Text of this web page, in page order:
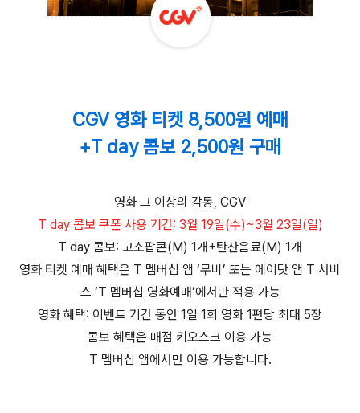
CGV 영화 티켓 8,500원 예매
+T day 콤보 2,500원 구매
영화 그 이상의 감동, CGV
T day 콤보 쿠폰 사용 기간: 3월 19일(수)~3월 23일(일)
T day 콤보: 고소팝콘(M) 1개+탄산음료(M) 1개
영화 티켓 예매 혜택은 T 멤버십 앱 ‘무비’ 또는 에이닷 앱 T 서비
스 ‘T 멤버십 영화예매’에서만 적용 가능
영화 혜택: 이벤트 기간 동안 1일 1회 영화 1편당 최대 5장
콤보 혜택은 매점 키오스크 이용 가능
T 멤버십 앱에서만 이용 가능합니다.